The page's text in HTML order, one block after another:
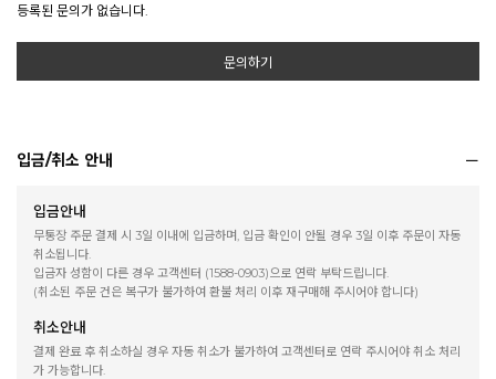
등록된 문의가 없습니다.
문의하기
입금/취소 안내
입금안내
무통장 주문 결제 시 3일 이내에 입금하며, 입금 확인이 안될 경우 3일 이후 주문이 자동
취소됩니다.
입금자 성함이 다른 경우 고객센터 (1588-0903)으로 연락 부탁드립니다.
(취소된 주문 건은 복구가 불가하여 환불 처리 이후 재구매해 주시어야 합니다)
취소안내
결제 완료 후 취소하실 경우 자동 취소가 불가하여 고객센터로 연락 주시어야 취소 처리
가 가능합니다.